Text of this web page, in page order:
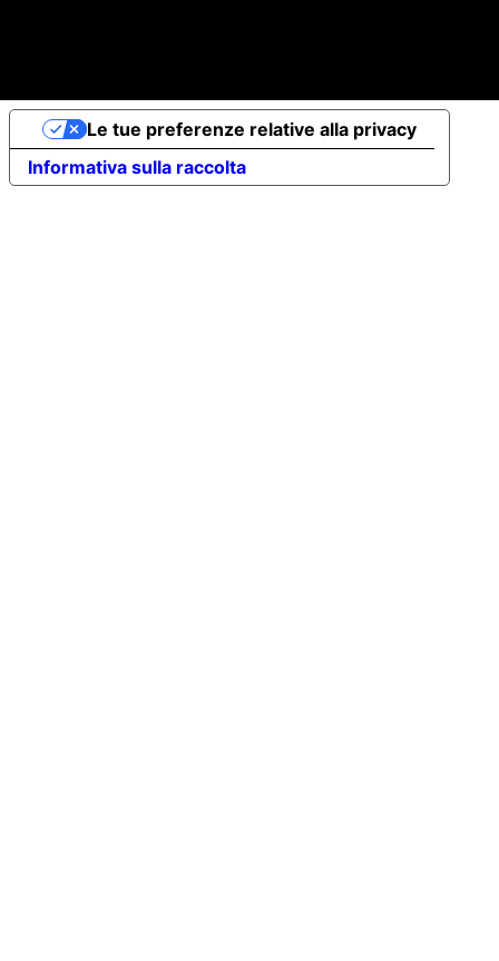
Informativa sulla raccolta
Le tue preferenze relative alla privacy